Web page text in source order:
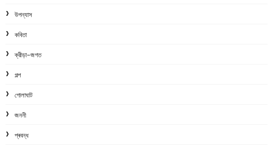
উপন্যাস
কবিতা
ক্রীড়া-জগত
গল্প
গোলাঘাট
জননী
প্ৰবন্ধ